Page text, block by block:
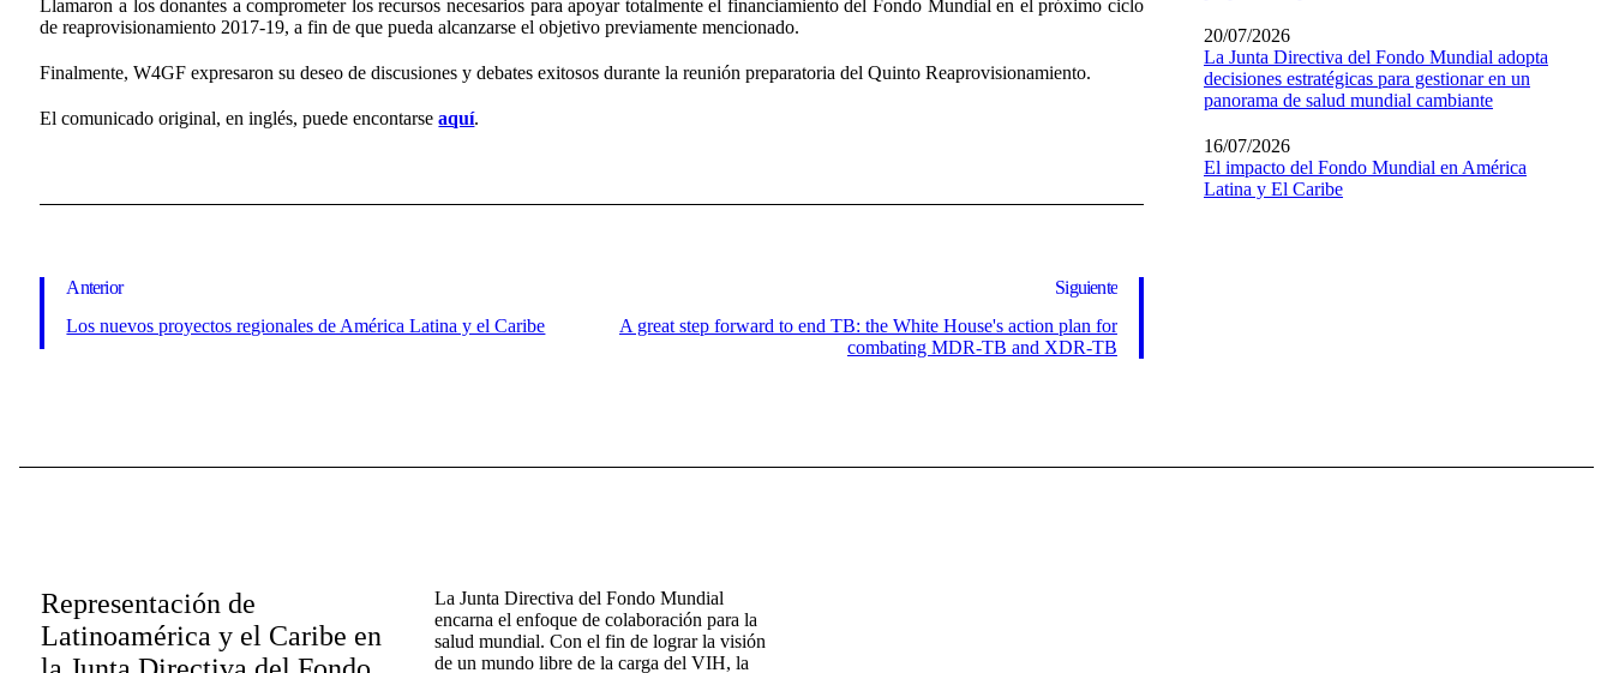
Llamaron a los donantes a comprometer los recursos necesarios para apoyar totalmente el financiamiento del Fondo Mundial en el próximo ciclo
de reaprovisionamiento 2017-19, a fin de que pueda alcanzarse el objetivo previamente mencionado.
Finalmente, W4GF expresaron su deseo de discusiones y debates exitosos durante la reunión preparatoria del Quinto Reaprovisionamiento.
El comunicado original, en inglés, puede encontarseaquí.
Anterior
Los nuevos proyectos regionales de América Latina y el Caribe
Siguiente
A great step forward to end TB: the White House's action plan for
combating MDR-TB and XDR-TB
20/07/2026
La Junta Directiva del Fondo Mundial adopta
decisiones estratégicas para gestionar en un
panorama de salud mundial cambiante
16/07/2026
El impacto del Fondo Mundial en América
Latina y El Caribe
Representación de
Latinoamérica y el Caribe en
La Junta Directiva del Fondo Mundial
encarna el enfoque de colaboración para la
salud mundial. Con el fin de lograr la visión
de un mundo libre de la carga del VIH, la